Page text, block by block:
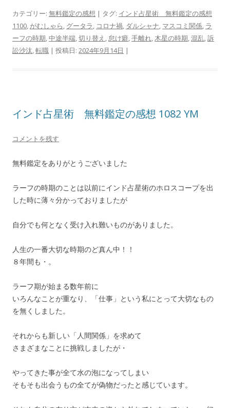
カテゴリー: 無料鑑定の感想 | タグ: インド占星術 無料鑑定の感想
1100, がむしゃら, グータラ, コロナ禍, ダルシャナ, マスコミ関係, ラ
ーフの時期,中途半端,切り替え ,怠け癖,手離れ,木星の時期,混乱,訴
訟沙汰,転職 | 投稿日: 2024年9月14日 |
インド占星術 無料鑑定の感想 1082 YM
コメントを残す
無料鑑定をありがとうございました
ラーフの時期のことは以前にインド占星術のホロスコープを出
した時に薄々分かっておりましたが
自分でも何となく受け入れ難いものがありました。
人生の一番大切な時期のど真ん中！！
８年間も・。
ラーフ期が始まる数年前に
いろんなことが重なり、「仕事」という私にとって大切なもの
を無くしました。
それからも新しい「人間関係」を求めて
さまざまなことに挑戦しましたが・
やってきた事が全て水の泡になってしまい
そもそも出会うもの全てが偽物だったと感じています。